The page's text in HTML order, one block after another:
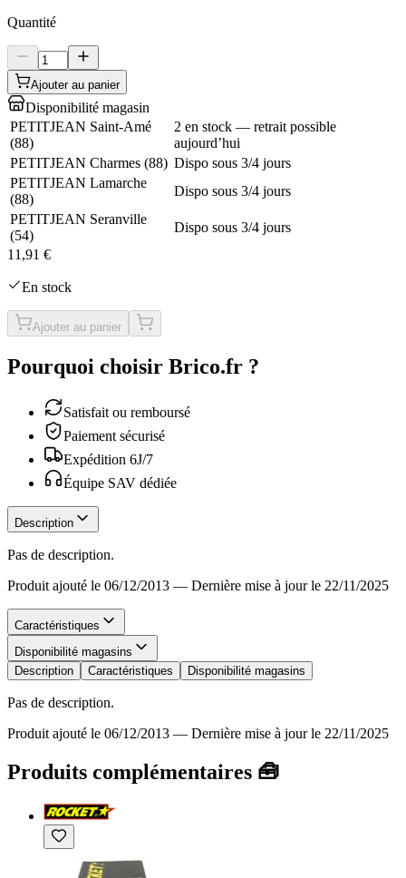
Quantité
Ajouter au panier
Disponibilité magasin
PETITJEAN Saint-Amé
(88)
2 en stock — retrait possible
aujourd’hui
PETITJEAN Charmes (88) Dispo sous 3/4 jours
PETITJEAN Lamarche
(88)
Dispo sous 3/4 jours
PETITJEAN Seranville
(54)
Dispo sous 3/4 jours
11,91 €
En stock
Ajouter au panier
Pourquoi choisir Brico.fr ?
Satisfait ou remboursé
Paiement sécurisé
Expédition 6J/7
Équipe SAV dédiée
Description
Pas de description.
Produit ajouté le 06/12/2013 — Dernière mise à jour le 22/11/2025
Caractéristiques
Disponibilité magasins
Description
Caractéristiques Disponibilité magasins
Pas de description.
Produit ajouté le 06/12/2013 — Dernière mise à jour le 22/11/2025
Produits complémentaires 🧰